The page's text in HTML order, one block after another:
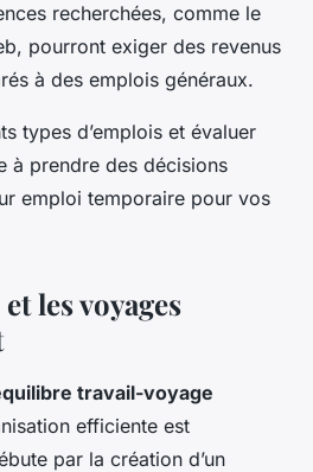
recherchées, comme le
pourront exiger des revenus
à des emplois généraux.
types d’emplois et évaluer
à prendre des décisions
emploi temporaire pour vos
les voyages
travail-voyage
efficiente est
par la création d’un